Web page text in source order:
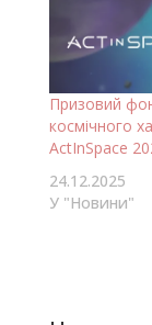
Призовий
космічного
ActInSpace
24.12.2025
У "Новини"